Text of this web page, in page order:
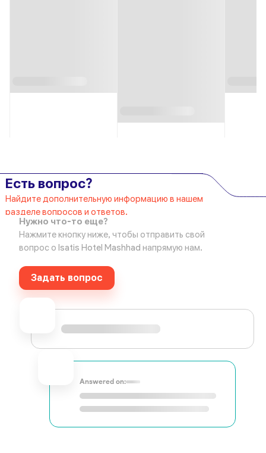
Есть вопрос?
Найдите дополнительную информацию в нашем
разделе вопросов и ответов.
Нужно что-то еще?
Нажмите кнопку ниже, чтобы отправить свой
вопрос о Isatis Hotel Mashhad напрямую нам.
Задать вопрос
Answered on: